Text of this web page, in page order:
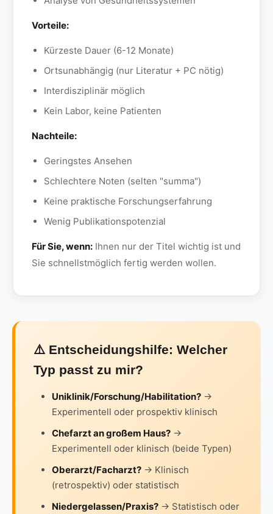
Vorteile:
Kürzeste Dauer (6-12 Monate)
Ortsunabhängig (nur Literatur + PC nötig)
Interdisziplinär möglich
Kein Labor, keine Patienten
Nachteile:
Geringstes Ansehen
Schlechtere Noten (selten "summa")
Keine praktische Forschungserfahrung
Wenig Publikationspotenzial
Für Sie, wenn: Ihnen nur der Titel wichtig ist und
Sie schnellstmöglich fertig werden wollen.
⚠️ Entscheidungshilfe: Welcher
Typ passt zu mir?
Uniklinik/Forschung/Habilitation? →
Experimentell oder prospektiv klinisch
Chefarzt an großem Haus? →
Experimentell oder klinisch (beide Typen)
Oberarzt/Facharzt? → Klinisch
(retrospektiv) oder statistisch
Niedergelassen/Praxis? → Statistisch oder